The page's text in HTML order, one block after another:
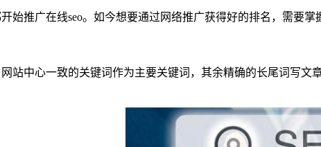
始推广在线seo。如今想要通过网络推广获得好的排名，需要
中心一致的关键词作为主要关键词，其余精确的长尾词写文